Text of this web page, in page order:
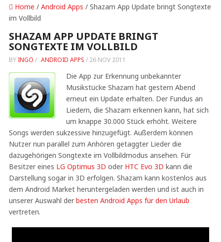
Home / Android Apps / Shazam App Update bringt Songtexte
im Vollbild
SHAZAM APP UPDATE BRINGT
SONGTEXTE IM VOLLBILD
BY INGO / ANDROID APPS / 26 NOV 2011
Die App zur Erkennung unbekannter
Musikstücke Shazam hat gestern Abend
erneut ein Update erhalten. Der Fundus an
Liedern, die Shazam erkennen kann, hat sich
um knappe 30.000 Stück erhöht. Weitere
Songs werden sukzessive hinzugefügt. Außerdem können
Nutzer nun parallel zum Anhören getaggter Lieder die
dazugehörigen Songtexte im Vollbildmodus ansehen. Für
Besitzer eines LG Optimus 3D oder HTC Evo 3D kann die
Darstellung sogar in 3D erfolgen. Shazam kann kostenlos aus
dem Android Market heruntergeladen werden und ist auch in
unserer Auswahl der besten Android Apps für den Urlaub
vertreten.